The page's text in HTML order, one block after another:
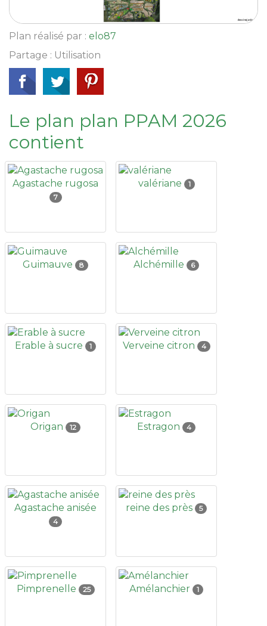
Plan réalisé par : elo87
Partage : Utilisation
Le plan plan PPAM 2026
contient
Agastache rugosa
7
valériane 1
Guimauve 8 Alchémille 6
Erable à sucre 1 Verveine citron 4
Origan 12 Estragon 4
Agastache anisée
4
reine des près 5
Pimprenelle 25 Amélanchier 1